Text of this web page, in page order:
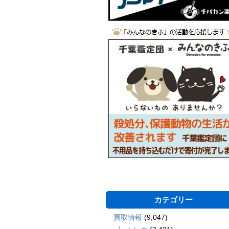
カテゴリー
買取情報 (9,047)